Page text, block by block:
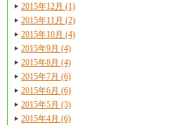
2015年12月 (1)
2015年11月 (2)
2015年10月 (4)
2015年9月 (4)
2015年8月 (4)
2015年7月 (6)
2015年6月 (6)
2015年5月 (3)
2015年4月 (6)